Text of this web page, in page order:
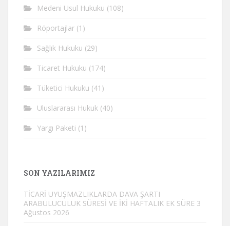
Medeni Usul Hukuku (108)
Röportajlar (1)
Sağlık Hukuku (29)
Ticaret Hukuku (174)
Tüketici Hukuku (41)
Uluslararası Hukuk (40)
Yargı Paketi (1)
SON YAZILARIMIZ
TİCARİ UYUŞMAZLIKLARDA DAVA ŞARTI
ARABULUCULUK SÜRESİ VE İKİ HAFTALIK EK SÜRE 3
Ağustos 2026